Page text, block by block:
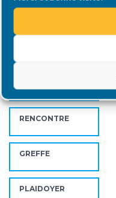
RÉNALE
RENCONTRE
GREFFE
PLAIDOYER